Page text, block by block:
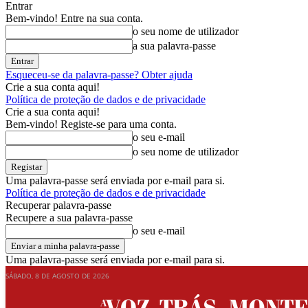
Entrar
Bem-vindo! Entre na sua conta.
o seu nome de utilizador
a sua palavra-passe
Esqueceu-se da palavra-passe? Obter ajuda
Crie a sua conta aqui!
Política de proteção de dados e de privacidade
Crie a sua conta aqui!
Bem-vindo! Registe-se para uma conta.
o seu e-mail
o seu nome de utilizador
Uma palavra-passe será enviada por e-mail para si.
Política de proteção de dados e de privacidade
Recuperar palavra-passe
Recupere a sua palavra-passe
o seu e-mail
Uma palavra-passe será enviada por e-mail para si.
SÁBADO, 8 DE AGOSTO DE 2026